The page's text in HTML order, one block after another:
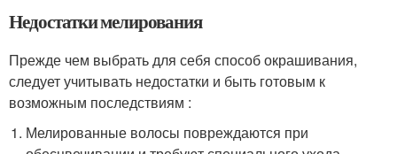
Недостатки мелирования
Прежде чем выбрать для себя способ окрашивания,
следует учитывать недостатки и быть готовым к
возможным последствиям :
Мелированные волосы повреждаются при